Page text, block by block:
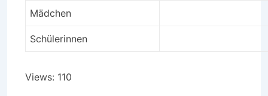
Mädchen
Schülerinnen
Views: 110